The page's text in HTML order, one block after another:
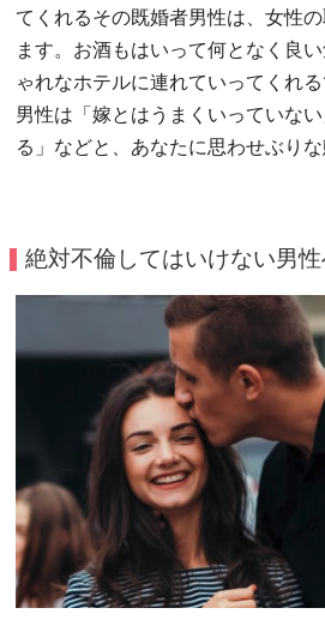
てくれるその既婚者男性は、女性
ます。お酒もはいって何となく良
ゃれなホテルに連れていってくれ
男性は「嫁とはうまくいっていな
る」などと、あなたに思わせぶりな
絶対不倫してはいけない男